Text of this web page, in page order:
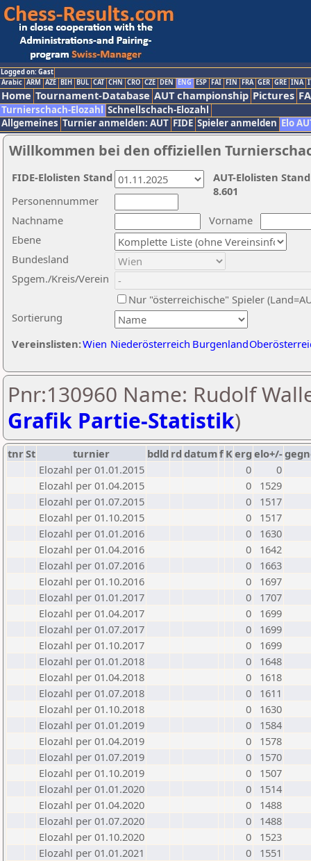
Logged on: Gast
Arabic ARM AZE BIH BUL CAT CHN CRO CZE DEN ENG ESP FAI FIN FRA GER GRE INA
Home Tournament-Database AUT championship Pictures
Turnierschach-Elozahl Schnellschach-Elozahl
Allgemeines Turnier anmelden: AUT FIDE Spieler anmelden Elo
Willkommen bei den offiziellen
Nachname
Vorname
Ebene
Sortierung
Personennummer
Bundesland
Spgem./Kreis/Verein
Nur "österreichische" Spieler
Vereinslisten:Wien Niederösterreich Burgenland
AUT-Elolisten
8.601
FIDE-Elolisten Stand
Pnr:130960 Name: Rudolf
Grafik Partie-Statistik)
tnrSt turnier bdld rd datumf Kerg elo+/-
Elozahl per 01.01.2015
0
0
Elozahl per 01.04.2015
0
1529
Elozahl per 01.07.2015
0
1517
Elozahl per 01.10.2015
0
1517
Elozahl per 01.01.2016
0
1630
Elozahl per 01.04.2016
0
1642
Elozahl per 01.07.2016
0
1663
Elozahl per 01.10.2016
0
1697
Elozahl per 01.01.2017
0
1707
Elozahl per 01.04.2017
0
1699
Elozahl per 01.07.2017
0
1699
Elozahl per 01.10.2017
0
1699
Elozahl per 01.01.2018
0
1648
Elozahl per 01.04.2018
0
1618
Elozahl per 01.07.2018
0
1611
Elozahl per 01.10.2018
0
1630
Elozahl per 01.01.2019
0
1584
Elozahl per 01.04.2019
0
1578
Elozahl per 01.07.2019
0
1570
Elozahl per 01.10.2019
0
1507
Elozahl per 01.01.2020
0
1514
Elozahl per 01.04.2020
0
1488
Elozahl per 01.07.2020
0
1488
Elozahl per 01.10.2020
0
1523
Elozahl per 01.01.2021
0
1551